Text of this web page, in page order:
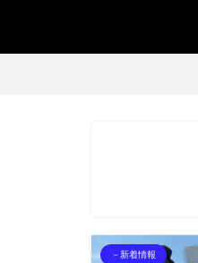
－新着情報